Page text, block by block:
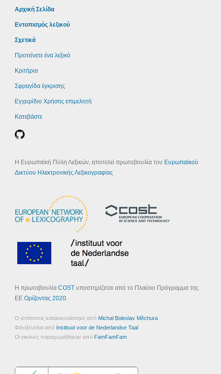
Αρχική Σελίδα
Εντοπισμός λεξικού
Σχετικά
Προτείνετε ένα λεξικό
Κριτήρια
Σφραγίδα έγκρισης
Εγχειρίδιο Χρήσης επιμελητή
Κατεβάστε
Η Ευρωπαϊκή Πύλη Λεξικών, αποτελεί πρωτοβουλία του Ευρωπαϊκού
Δικτύου Ηλεκτρονικής Λεξικογραφίας
Η πρωτοβουλία COSTυποστηρίζεται από το Πλαίσιο Πρόγραμμα της
ΕΕ Ορίζοντας 2020.
Ο ιστότοπος κατασκευάστηκε από Michal Boleslav Měchura
Φιλοξενείται από Instituut voor de Nederlandse Taal
Οι εικόνες παραχωρήθηκαν από FamFamFam